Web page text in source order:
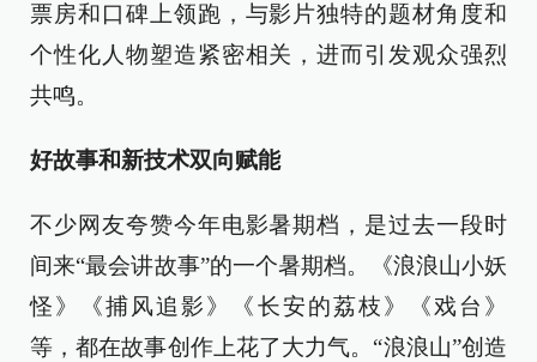
票房和口碑上领跑，与影片独特的题材角度和
个性化人物塑造紧密相关，进而引发观众强烈
共鸣。
好故事和新技术双向赋能
不少网友夸赞今年电影暑期档，是过去一段时
间来“最会讲故事”的一个暑期档。《浪浪山小妖
怪》《捕风追影》《长安的荔枝》《戏台》
等，都在故事创作上花了大力气。“浪浪山”创造